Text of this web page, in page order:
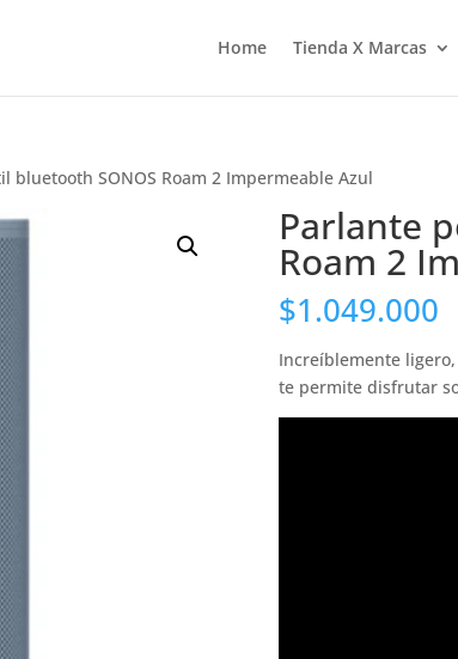
Home Tienda X Marcas
bluetooth SONOS Roam 2 Impermeable Azul
Parlante
Roam 2
$1.049.000
Increíblemente
te permite disfrutar